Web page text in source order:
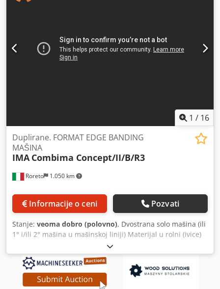
1 / 16
Roreto 1.050 km
Duplirane. FORMAT EDGE BANDING
MAŠINA
IMA Combima Concept/II/B/R3
Informacije o ceni Pozvati
Stanje: veoma dobro (polovno), Dvostrana solo mašina (ili
1° i/ili 2° mašina u mašinskoj liniji) Materijal u rolni (ivice)
debljina (min/maks) mm: 0,3 / 3 Debljina ivica u
letvicama/trakama (min/maks) maks mm: 1,0 Debljina
ploča (min/maks) mm: 8 / 45 (60) Radna širina (min/maks)
mm: 236 (266) / 3300 Upravljanje / Softver: ICOS Open
(Windows baza) Brzina posmaka (podesiva) m/min: 10 - 50